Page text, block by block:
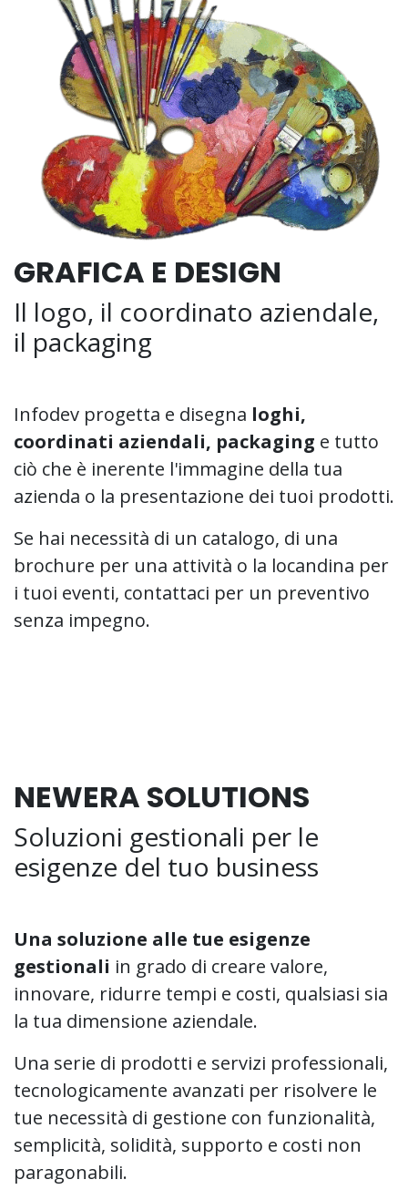
GRAFICA E DESIGN
Il logo, il coordinato aziendale,
il packaging
Infodev progetta e disegna loghi,
coordinati aziendali, packaging e tutto
ciò che è inerente l'immagine della tua
azienda o la presentazione dei tuoi prodotti.
Se hai necessità di un catalogo, di una
brochure per una attività o la locandina per
i tuoi eventi, contattaci per un preventivo
senza impegno.
NEWERA SOLUTIONS
Soluzioni gestionali per le
esigenze del tuo business
Una soluzione alle tue esigenze
gestionali in grado di creare valore,
innovare, ridurre tempi e costi, qualsiasi sia
la tua dimensione aziendale.
Una serie di prodotti e servizi professionali,
tecnologicamente avanzati per risolvere le
tue necessità di gestione con funzionalità,
semplicità, solidità, supporto e costi non
paragonabili.